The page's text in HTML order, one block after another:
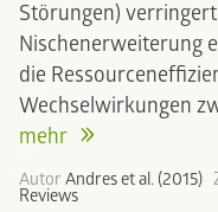
Störungen)
Nischenerweiterung
die
Wechselwirkungen
mehr
Autor Andres et al. (2015)
Reviews